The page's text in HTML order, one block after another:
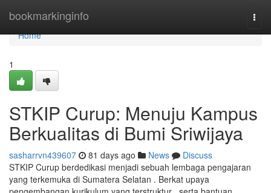
bookmarkinginfo
Home
Home
1
STKIP Curup: Menuju Kampus
Berkualitas di Bumi Sriwijaya
sasharrvn439607 81 days ago News
Discuss
STKIP Curup berdedikasi menjadi sebuah lembaga pengajaran
yang terkemuka di Sumatera Selatan . Berkat upaya